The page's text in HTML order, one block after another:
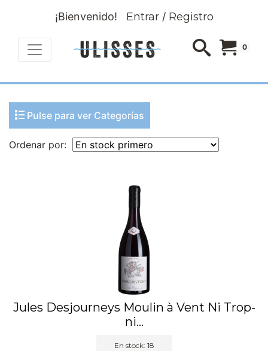
¡Bienvenido! Entrar/ Registro
0
Pulse para ver Categorías
Ordenar por:
Jules Desjourneys Moulin à Vent Ni Trop-
ni...
En stock: 18